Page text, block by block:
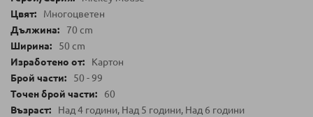
Многоцветен
70 cm
50 cm
Картон
50 - 99
60
Над 4 години, Над 5 години, Над 6 години